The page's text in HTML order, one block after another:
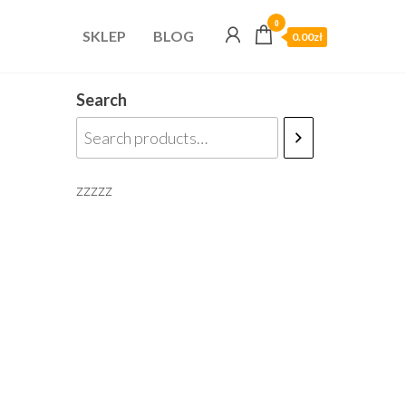
SKLEP BLOG
0
0.00zł
Search
zzzzz